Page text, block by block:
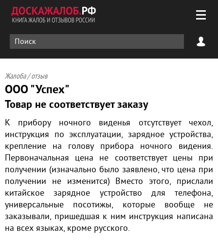
Жалоба / отзыв
ООО "Успех"
Товар не соответствует заказу
К прибору ночного виденья отсутствует чехол,
инструкция по эксплуатации, зарядное устройства,
крепление на голову прибора ночного видения.
Первоначальная цена не соответствует цены при
получении (изначально было заявлено, что цена при
получении не изменится) Вместо этого, прислали
китайское зарядное устройство для телефона,
универсальные посотижы, которые вообще не
заказывали, пришедшая к ним инструкция написана
на всех языках, кроме русского.